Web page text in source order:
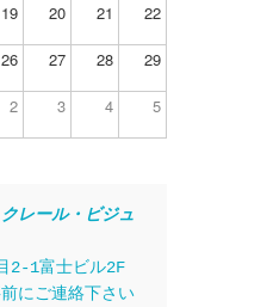
19 20 21 22
26 27 28 29
2 3 4 5
レール・ビジュ
2-1富士ビル2F
にご連絡下さい